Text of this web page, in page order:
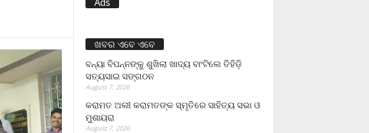
ଖବର ଏବେ ଏବେ
ବନ୍ୟା ବିପନ୍ନଙ୍କୁ ଶୁଖିଲା ଖାଦ୍ୟ ବାଂଟିଲେ ତିହିଡି଼
ସତ୍ୟସାଇ ସଙ୍ଗଠନ
August 7, 2026
କରାମତ ଅଲୀ କରାମତଙ୍କ ସ୍ମୃତିରେ ସାହିତ୍ୟ ସଭା ଓ
ମୁଶାୟରା
August 7, 2026